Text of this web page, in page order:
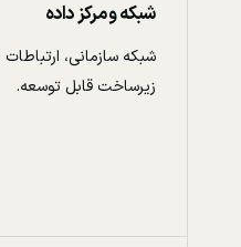
شبکه و مرکز داده
شبکه سازمانی،
زیرساخت قابل توسعه.